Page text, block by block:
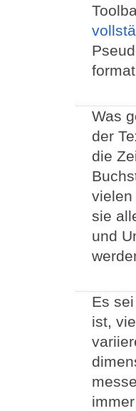
Was
der
die
vielen
sie
und
Es
ist,